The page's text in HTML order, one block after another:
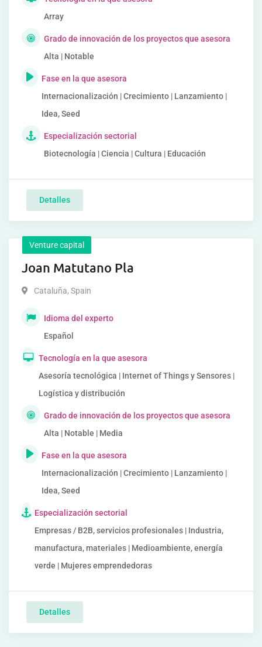
Array
Grado de innovación de los proyectos que asesora
Alta | Notable
Fase en la que asesora
Internacionalización | Crecimiento | Lanzamiento |
Idea, Seed
Especialización sectorial
Biotecnología | Ciencia | Cultura | Educación
Detalles
Venture capital
Joan Matutano Pla
Cataluña, Spain
Idioma del experto
Español
Tecnología en la que asesora
Asesoría tecnológica | Internet of Things y Sensores |
Logística y distribución
Grado de innovación de los proyectos que asesora
Alta | Notable | Media
Fase en la que asesora
Internacionalización | Crecimiento | Lanzamiento |
Idea, Seed
Especialización sectorial
Empresas / B2B, servicios profesionales | Industria,
manufactura, materiales | Medioambiente, energía
verde | Mujeres emprendedoras
Detalles